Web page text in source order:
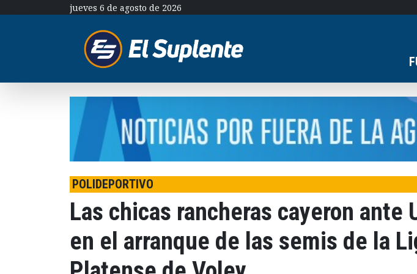
jueves 6 de agosto de 2026
POLIDEPORTIVO
Las chicas rancheras cayeron ante
en el arranque de las semis de la